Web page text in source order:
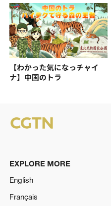
【わかった気になっチャイ
ナ】中国のトラ
EXPLORE MORE
English
Français